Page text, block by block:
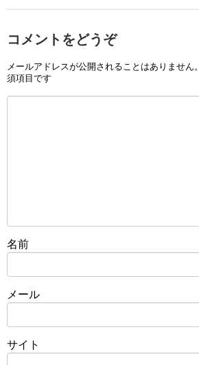
コメントをどうぞ
メールアドレスが公開されることはありません。
須項目です
名前
メール
サイト